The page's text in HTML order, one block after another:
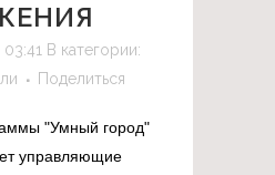
В категории:
Поделиться
"Умный город"
управляющие